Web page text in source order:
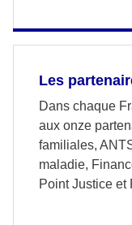
Les
Dans chaque
aux onze
familiales,
maladie,
Point Justice et